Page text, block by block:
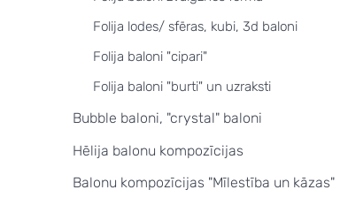
Folija lodes/ sfēras, kubi, 3d baloni
Folija baloni "cipari"
Folija baloni "burti" un uzraksti
Bubble baloni, "crystal" baloni
Hēlija balonu kompozīcijas
Balonu kompozīcijas "Mīlestība un kāzas"